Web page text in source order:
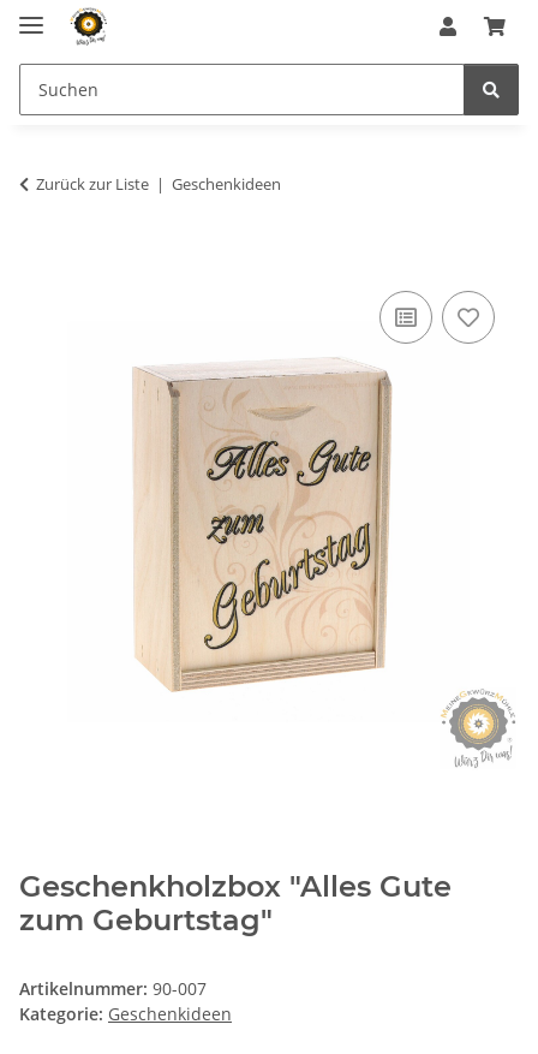
Zurück zur Liste Geschenkideen
Geschenkholzbox "Alles Gute
zum Geburtstag"
Artikelnummer: 90-007
Kategorie: Geschenkideen